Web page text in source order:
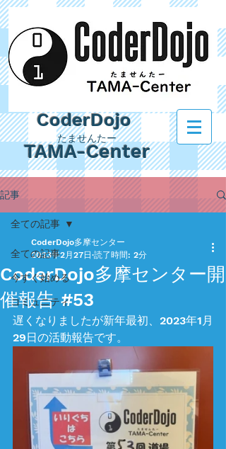
CoderDojo
たませんたー
TAMA-Center
記事
全ての記事
今すぐ始める
コミュニティ
全ての記事
CoderDojo多摩センター開
催報告 #53
CoderDojo多摩センター
2023年2月27日 読了時間: 2分
遅くなりましたが新年最初、2023年1月
29日の活動報告です。